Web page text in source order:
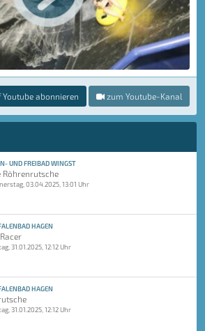
Youtube abonnieren zum Youtube-Kanal
UND FREIBAD WINGST
Röhrenrutsche
03.04.2025, 13:01 Uhr
HAGEN
31.01.2025, 12:12 Uhr
HAGEN
31.01.2025, 12:12 Uhr